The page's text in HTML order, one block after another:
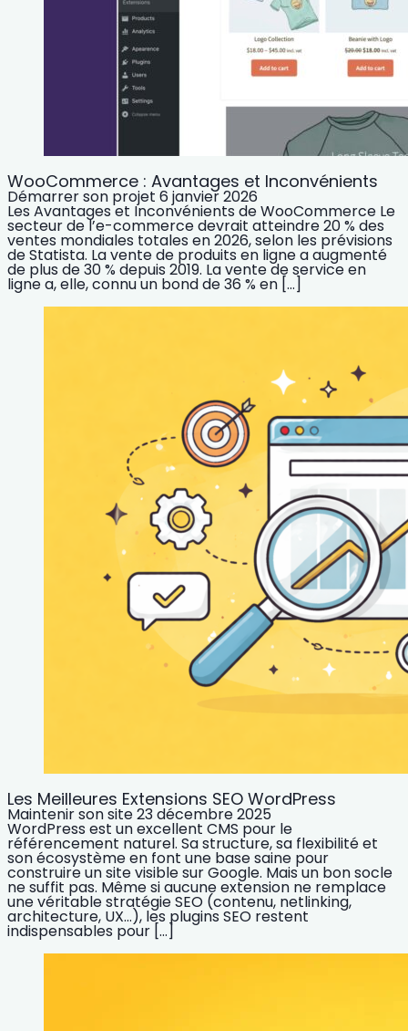
WooCommerce : Avantages et Inconvénients
Démarrer son projet 6 janvier 2026
Les Avantages et Inconvénients de WooCommerce Le
secteur de l’e-commerce devrait atteindre 20 % des
ventes mondiales totales en 2026, selon les prévisions
de Statista. La vente de produits en ligne a augmenté
de plus de 30 % depuis 2019. La vente de service en
ligne a, elle, connu un bond de 36 % en […]
Les Meilleures Extensions SEO WordPress
Maintenir son site23 décembre 2025
WordPress est un excellent CMS pour le
référencement naturel. Sa structure, sa flexibilité et
son écosystème en font une base saine pour
construire un site visible sur Google. Mais un bon socle
ne suffit pas. Même si aucune extension ne remplace
une véritable stratégie SEO (contenu, netlinking,
architecture, UX…), les plugins SEO restent
indispensables pour […]